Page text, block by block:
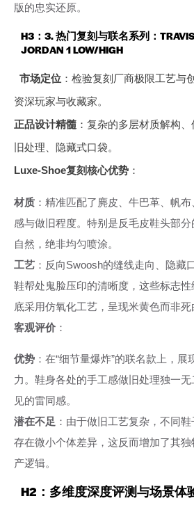
版的忠实还原。
H3：3. 热门复刻与联名系列：
JORDAN 1 LOW/HIGH
市场定位：检验复刻厂商极限工艺与
资深玩家与收藏家。
正品设计精髓 ：复杂的多层材质解构
旧处理、隐藏式口袋。
Luxe-Shoe复刻核心优势 ：
材质 ：精准匹配了麂皮、牛巴革、帆
感与做旧程度。特别是反毛皮鞋头部
自然，绝非均匀喷涂。
工艺 ：反向Swoosh的缝线走向、隐藏
鞋帮处鬼脸压印的清晰度，这些标志
底采用仿氧化工艺，呈现米黄色而非死
客观评价 ：
优势 ：在“细节量爆炸”的联名款上，
力。鞋身各处的手工感做旧处理独一
见的雷同感。
潜在不足 ：由于做旧工艺复杂，不同
存在微小个体差异，这反而增加了其
产逻辑。
H2：多维度深度评测与场景体